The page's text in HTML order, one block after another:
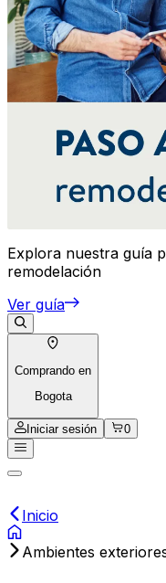
Explora nuestra guía
remodelación
Ver guía
Comprando en
Bogota
Iniciar sesión 0
Inicio
Ambientes